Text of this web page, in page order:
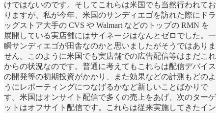
けではないのです。そしてこれらは米国でも当然行われてお
りますが、私が今年、米国のサンディエゴを訪れた際にドラ
ッグストア大手の CVS や Walmart などのトップの RMN を
展開している実店舗にはサイネージはなんとゼロでした。一
瞬サンディエゴが田舎なのかと思いましたがそうではありま
せん。このように米国でも実店舗での広告配信等はまだこれ
からの状況なのです。普通に考えてもこれらは配信デバイス
の開発等の初期投資がかかり、また効果などの計測もどのよ
うにレポーティングにつなげるかなど新しいことばかりで
す。米国はオンサイト配信で多くの売上をあげ、次のターゲ
ットはオフサイト配信です。これらは従来実施してきたイン